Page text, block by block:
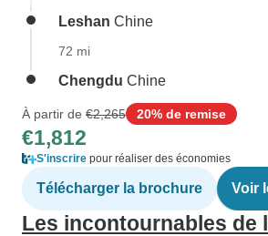
Leshan Chine
72 mi
Chengdu Chine
À partir de €2,265 20% de remise
€1,812
S'inscrire pour réaliser des économies
Télécharger la brochure Voir
Les incontournables de